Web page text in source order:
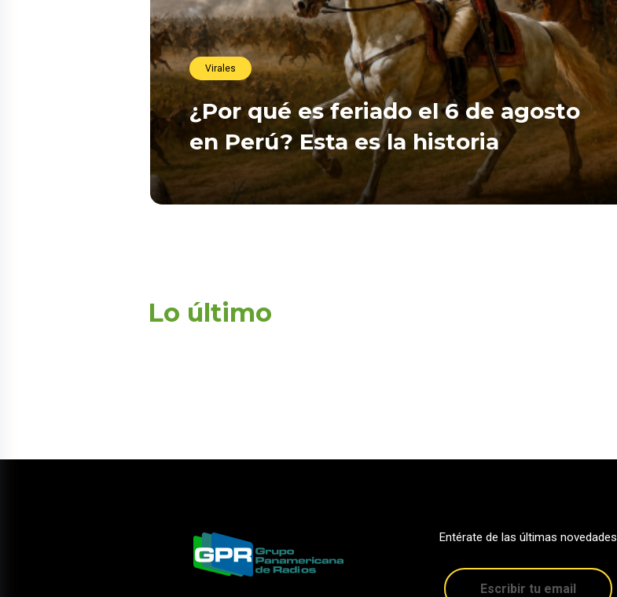
Virales
¿Por qué es feriado el 6 de agosto
en Perú? Esta es la historia
Lo último
Entérate de las últimas novedades